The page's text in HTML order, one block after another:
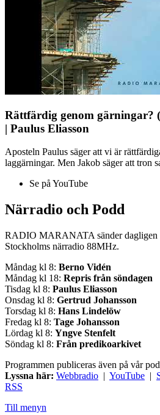
Rättfärdig genom gärningar?
| Paulus Eliasson
Aposteln Paulus säger att vi är
laggärningar. Men Jakob säger att tron
Se på YouTube
Närradio och Podd
RADIO MARANATA sänder dagligen
Stockholms närradio 88MHz.
Måndag kl 8: Berno Vidén
Måndag kl 18: Repris från söndagen
Tisdag kl 8: Paulus Eliasson
Onsdag kl 8: Gertrud Johansson
Torsdag kl 8: Hans Lindelöw
Fredag kl 8: Tage Johansson
Lördag kl 8: Yngve Stenfelt
Söndag kl 8: Från predikoarkivet
Programmen publiceras även på vår
Lyssna här: Webbradio | YouTube |
RSS
Till menyn